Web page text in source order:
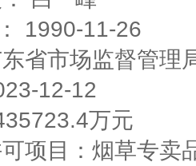
1990-11-26
省市场监督管理
12-12
万元
项目：烟草专卖